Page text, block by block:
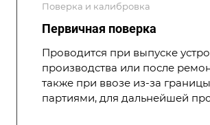
Поверка и калибровка
Первичная поверка
Проводится при выпуске
производства или после
также при ввозе из-за границы
партиями, для дальнейшей